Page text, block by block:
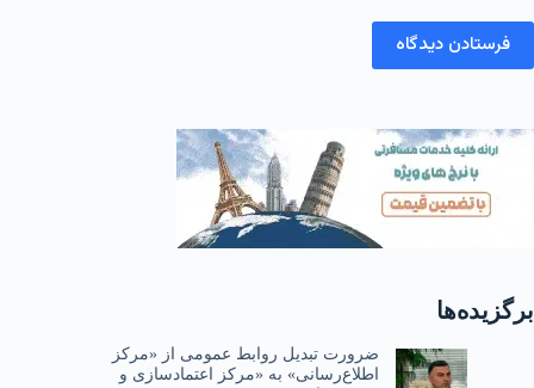
فرستادن دیدگاه
برگزیده‌ها
ضرورت تبدیل روابط عمومی از «مرکز
اطلاع‌رسانی» به «مرکز اعتمادسازی و